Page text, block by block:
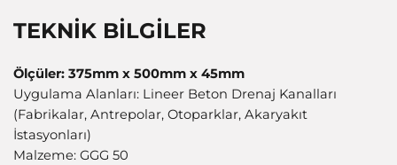
TEKNİK BİLGİLER
Ölçüler: 375mm x 500mm x 45mm
Uygulama Alanları: Lineer Beton Drenaj Kanalları
(Fabrikalar, Antrepolar, Otoparklar, Akaryakıt
İstasyonları)
Malzeme: GGG 50